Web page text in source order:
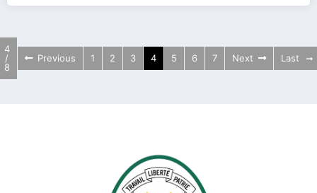
4
/
8
Previous 1 2 3 4 5 6 7 Next Last